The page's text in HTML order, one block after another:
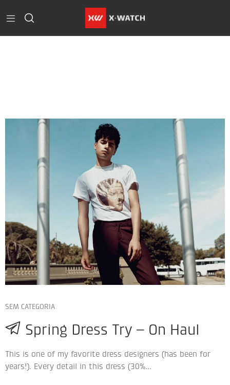
SEM CATEGORIA
Spring Dress Try – On Haul
This is one of my favorite dress designers (has been for
years!). Every detail in this dress (30%...